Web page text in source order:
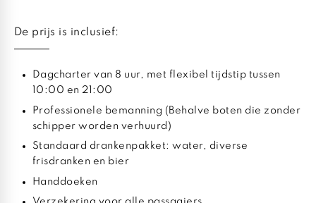
De prijs is inclusief:
Dagcharter van 8 uur, met flexibel tijdstip tussen
10:00 en 21:00
Professionele bemanning (Behalve boten die zonder
schipper worden verhuurd)
Standaard drankenpakket: water, diverse
frisdranken en bier
Handdoeken